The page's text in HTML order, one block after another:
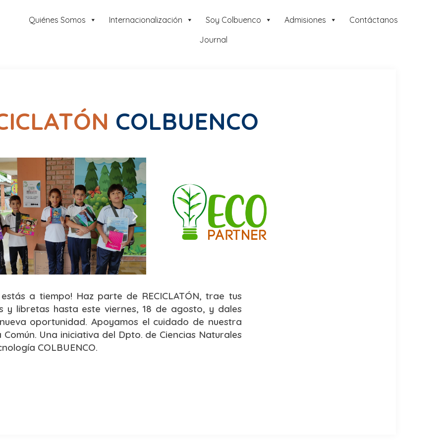
Quiénes Somos Internacionalización Soy Colbuenco Admisiones
Contáctanos
Journal
COLBUENCO
estás a tiempo! Haz parte de RECICLATÓN, trae tus
y libretas hasta este viernes, 18 de agosto, y dales
oportunidad. Apoyamos el cuidado de nuestra
Común. Una iniciativa del Dpto. de Ciencias Naturales
COLBUENCO.